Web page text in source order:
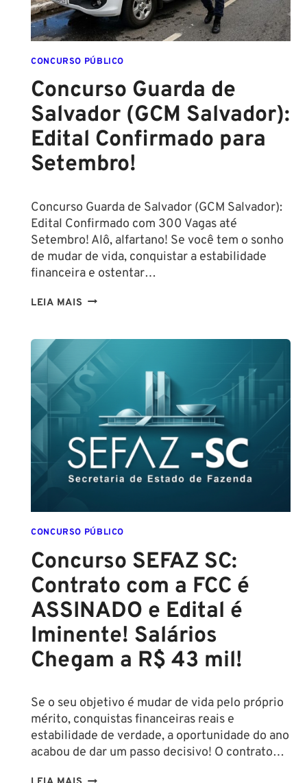
CONCURSO PÚBLICO
Concurso Guarda de
Salvador (GCM Salvador):
Edital Confirmado para
Setembro!
Concurso Guarda de Salvador (GCM Salvador):
Edital Confirmado com 300 Vagas até
Setembro! Alô, alfartano! Se você tem o sonho
de mudar de vida, conquistar a estabilidade
financeira e ostentar…
LEIA MAIS CONCURSO
SALVADOR
(GCM
SALVADOR):
CONFIRMADO
SETEMBRO!
CONCURSO PÚBLICO
Concurso SEFAZ SC:
Contrato com a FCC é
ASSINADO e Edital é
Iminente! Salários
Chegam a R$ 43 mil!
Se o seu objetivo é mudar de vida pelo próprio
mérito, conquistas financeiras reais e
estabilidade de verdade, a oportunidade do ano
acabou de dar um passo decisivo! O contrato…